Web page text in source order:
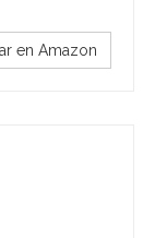
en Amazon